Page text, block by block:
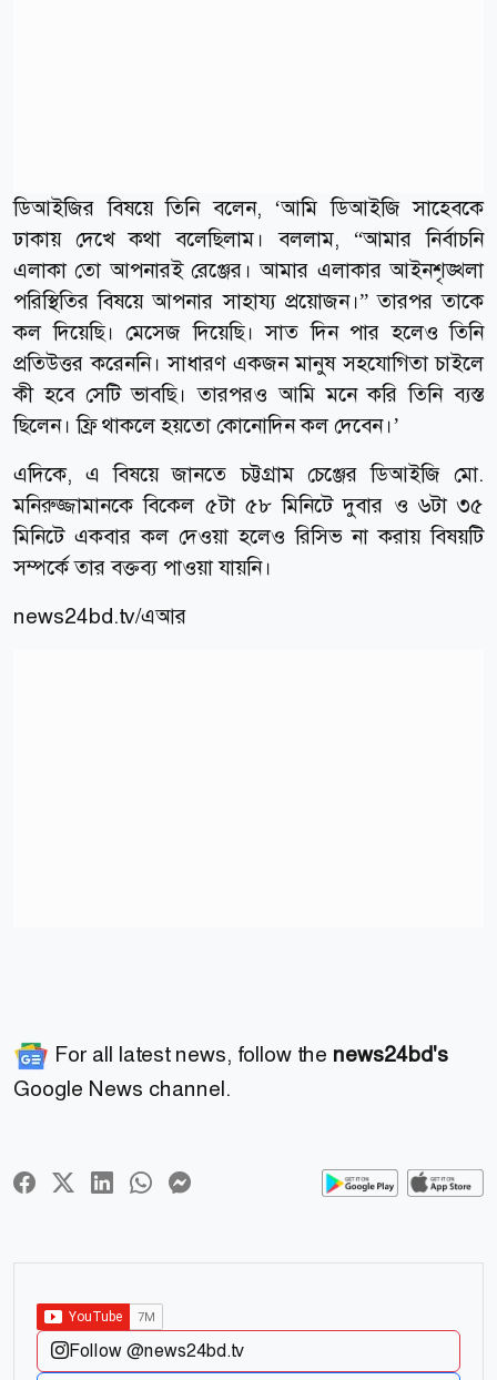
ডিআইজির বিষয়ে তিনি বলেন, ‘আমি ডিআইজি সাহেবকে
ঢাকায় দেখে কথা বলেছিলাম। বললাম, “আমার নির্বাচনি
এলাকা তো আপনারই রেঞ্জের। আমার এলাকার আইনশৃঙ্খলা
পরিস্থিতির বিষয়ে আপনার সাহায্য প্রয়োজন।” তারপর তাকে
কল দিয়েছি। মেসেজ দিয়েছি। সাত দিন পার হলেও তিনি
প্রতিউত্তর করেননি। সাধারণ একজন মানুষ সহযোগিতা চাইলে
কী হবে সেটি ভাবছি। তারপরও আমি মনে করি তিনি ব্যস্ত
ছিলেন। ফ্রি থাকলে হয়তো কোনোদিন কল দেবেন।’
এদিকে, এ বিষয়ে জানতে চট্টগ্রাম চেঞ্জের ডিআইজি মো.
মনিরুজ্জামানকে বিকেল ৫টা ৫৮ মিনিটে দুবার ও ৬টা ৩৫
মিনিটে একবার কল দেওয়া হলেও রিসিভ না করায় বিষয়টি
সম্পর্কে তার বক্তব্য পাওয়া যায়নি।
news24bd.tv/এআর
For all latest news, follow the news24bd's
Google News channel.
Follow @news24bd.tv